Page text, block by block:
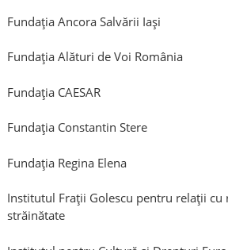
Fundația Ancora Salvării Iași
Fundația Alături de Voi România
Fundația CAESAR
Fundaţia Constantin Stere
Fundaţia Regina Elena
Institutul Fraţii Golescu pentru relaţii cu
străinătate